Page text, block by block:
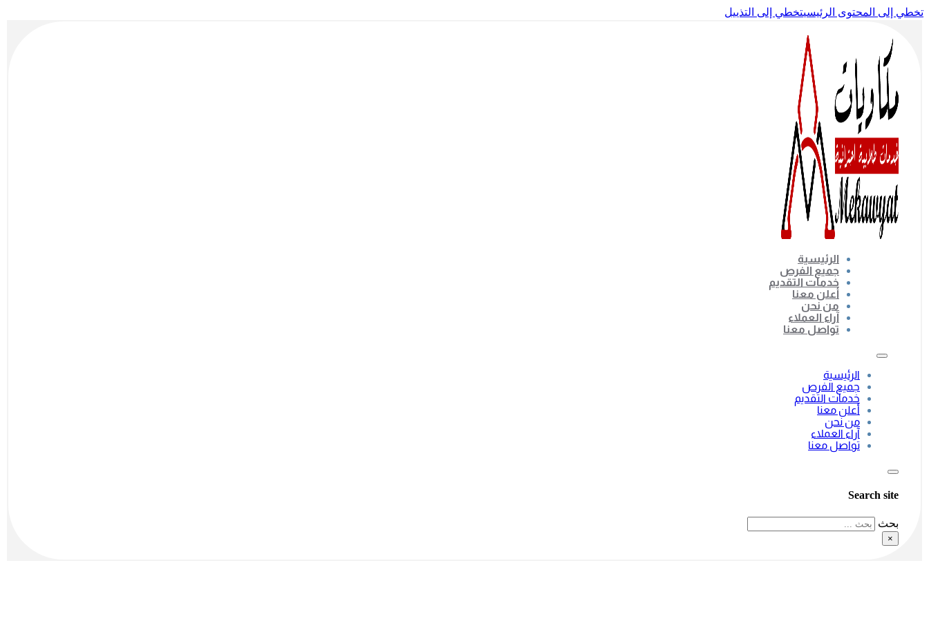
تخطي إلى المحتوى الرئيسيتخطي إلى التذييل
الرئيسية
جميع الفرص
خدمات التقديم
أعلن معنا
من نحن
آراء العملاء
تواصل معنا
الرئيسية
جميع الفرص
خدمات التقديم
أعلن معنا
من نحن
آراء العملاء
تواصل معنا
Search site
بحث
×